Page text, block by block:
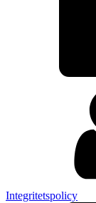
Integritetspolicy